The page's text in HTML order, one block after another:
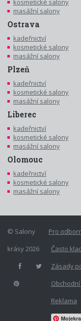
kosmetické salony
masážní salony
Ostrava
kadeřnictví
kosmetické salony
masážní salony
Plzeň
kadeřnictví
kosmetické salony
masážní salony
Liberec
kadeřnictví
kosmetické salony
masážní salony
Olomouc
kadeřnictví
kosmetické salony
masážní salony
Pro
Často
Zásady
Reklama
© Salony
krásy 2026